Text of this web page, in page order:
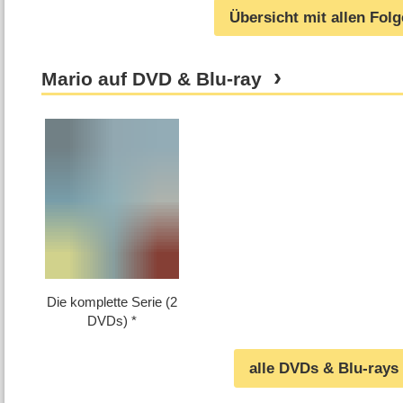
Übersicht mit allen
Mario auf DVD & Blu-ray
Die komplette Serie (2
DVDs)
alle DVDs & Blu-rays